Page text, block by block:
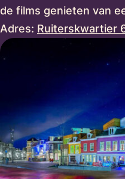
de films genieten van
Adres: Ruiterskwartier